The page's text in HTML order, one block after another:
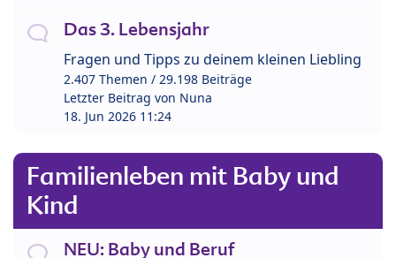
Das 3. Lebensjahr
Fragen und Tipps zu deinem kleinen Liebling
2.407 Themen / 29.198 Beiträge
Letzter Beitrag von Nuna
18. Jun 2026 11:24
Familienleben mit Baby und
Kind
NEU: Baby und Beruf